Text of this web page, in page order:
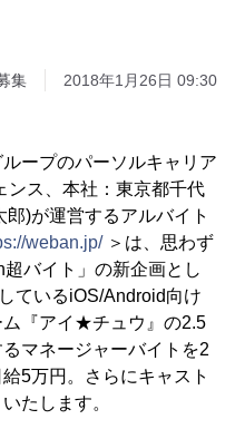
集 2018年1月26日 09:30
ープのパーソルキャリア
ンス、本社：東京都千代
)が運営するアルバイト
weban.jp/＞は、思わず
バイト」の新企画とし
ているiOS/Android向け
『アイ★チュウ』の2.5
マネージャーバイトを2
5万円。さらにキャスト
たします。